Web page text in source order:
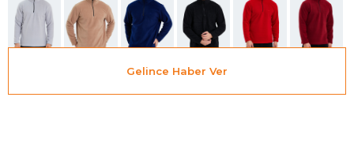
Gelince Haber Ver